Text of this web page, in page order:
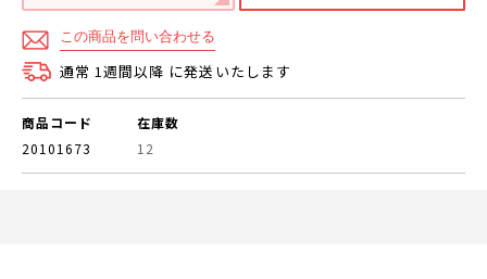
この商品を問い合わせる
通常 1週間以降 に発送いたします
商品コード
20101673
在庫数
12